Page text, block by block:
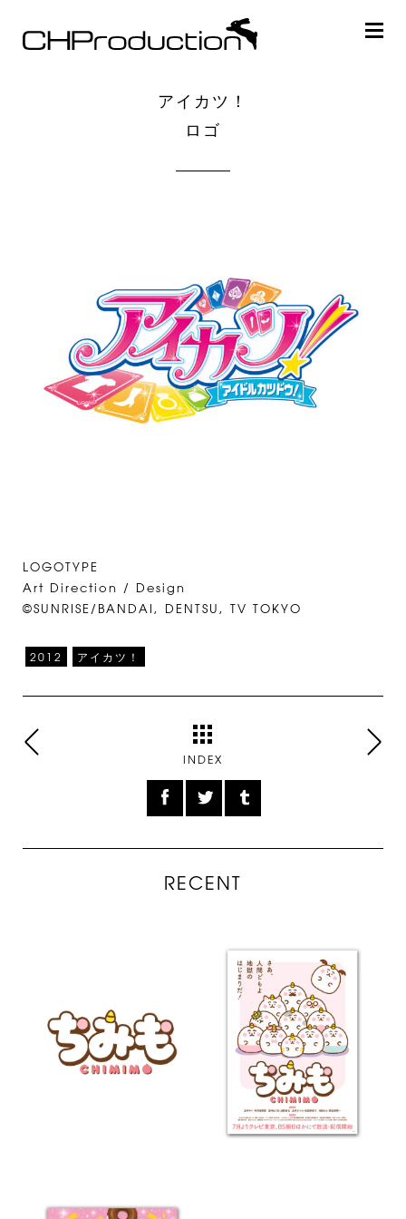
アイカツ！
ロゴ
LOGOTYPE
Art Direction / Design
©SUNRISE/BANDAI, DENTSU, TV TOKYO
2012 アイカツ！
INDEX
RECENT